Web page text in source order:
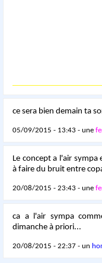
ce sera bien demain ta
05/09/2015 - 13:43 - une
Le concept a l'air
à faire du bruit entre
20/08/2015 - 23:43 - une
ca a l'air sympa
dimanche à priori...
20/08/2015 - 22:37 - un